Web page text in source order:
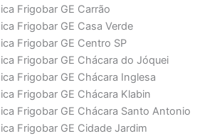
Frigobar GE Carrão
Frigobar GE Casa Verde
Frigobar GE Centro SP
Frigobar GE Chácara do Jóquei
Frigobar GE Chácara Inglesa
Frigobar GE Chácara Klabin
Frigobar GE Chácara Santo Antonio
Frigobar GE Cidade Jardim